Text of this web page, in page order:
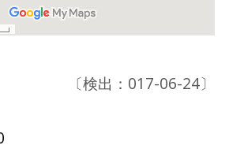
〔検出：017-06-24〕